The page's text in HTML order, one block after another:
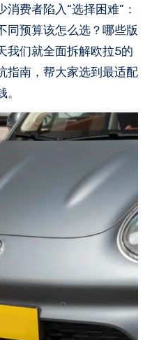
费者陷入“选择困难”：
同预算该怎么选？哪些版
我们就全面拆解欧拉5的
指南，帮大家选到最适配